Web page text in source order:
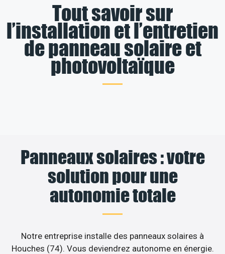
Tout savoir sur
l’installation et l’entretien
de panneau solaire et
photovoltaïque
Panneaux solaires : votre
solution pour une
autonomie totale
Notre entreprise installe des panneaux solaires à
Houches (74). Vous deviendrez autonome en énergie.